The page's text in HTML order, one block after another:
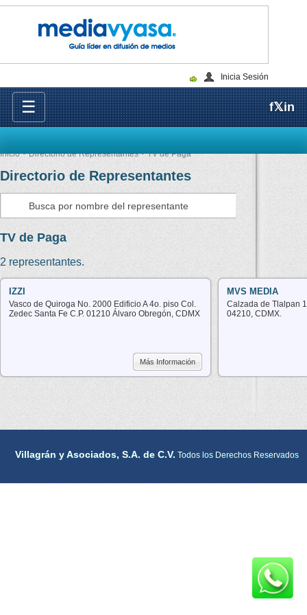
Inicia Sesión
☰ f𝕏in
Inicio Directorio de Representantes TV de Paga
Directorio de Representantes
Consultar
TV de Paga
2 representantes.
IZZI
Vasco de Quiroga No. 2000 Edificio A 4o. piso Col.
Zedec Santa Fe C.P. 01210 Álvaro Obregón, CDMX
Más Información
MVS MEDIA
Calzada de Tlalpan
04210, CDMX.
Villagrán y Asociados, S.A. de C.V. Todos los Derechos Reservados